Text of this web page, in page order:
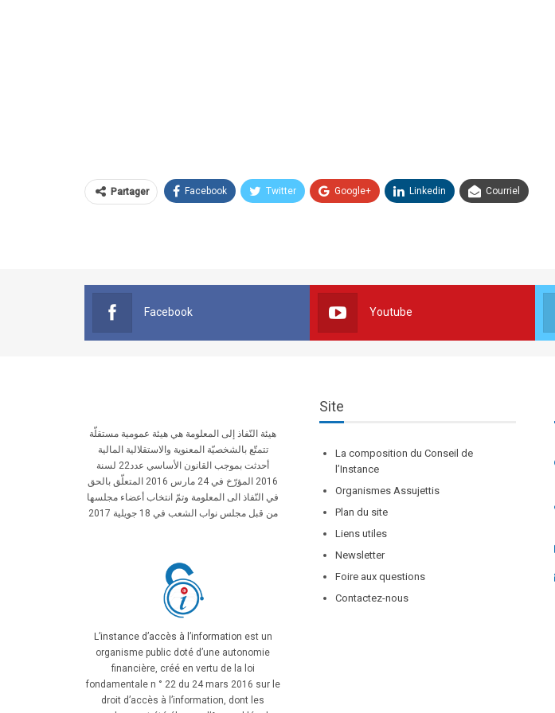
Partager Facebook Twitter Google+ Linkedin Courriel
Facebook Youtube
هيئة النّفاذ إلى المعلومة هي هيئة عمومية مستقلّة
تتمتّع بالشخصيّة المعنوية والاستقلالية المالية
أحدثت بموجب القانون الأساسي عدد22 لسنة
2016 المؤرّخ في 24 مارس 2016 المتعلّق بالحق
في النّفاذ الى المعلومة وتمّ انتخاب أعضاء مجلسها
من قبل مجلس نواب الشعب في 18 جويلية 2017
L’instance d’accès à l’information est un
organisme public doté d’une autonomie
financière, créé en vertu de la loi
fondamentale n ° 22 du 24 mars 2016 sur le
droit d’accès à l’information, dont les
Site
La composition du Conseil de
l’Instance
Organismes Assujettis
Plan du site
Liens utiles
Newsletter
Foire aux questions
Contactez-nous